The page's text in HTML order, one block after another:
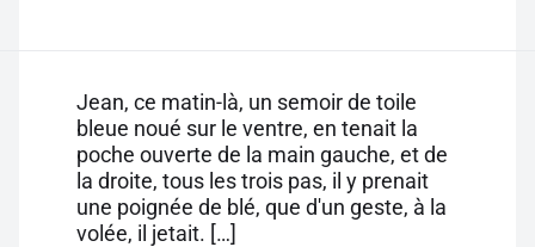
Jean, ce matin-là, un semoir de toile
bleue noué sur le ventre, en tenait la
poche ouverte de la main gauche, et de
la droite, tous les trois pas, il y prenait
une poignée de blé, que d'un geste, à la
volée, il jetait. […]